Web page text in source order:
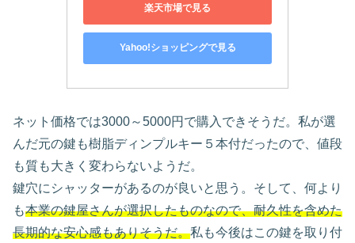
楽天市場で見る
Yahoo!ショッピングで見る
ネット価格では3000～5000円で購入できそうだ。私が選
んだ元の鍵も樹脂ディンプルキー５本付だったので、値段
も質も大きく変わらないようだ。
鍵穴にシャッターがあるのが良いと思う。そして、何より
も本業の鍵屋さんが選択したものなので、耐久性を含めた
長期的な安心感もありそうだ。私も今後はこの鍵を取り付